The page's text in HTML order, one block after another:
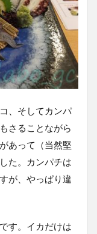
、そしてカンパ
さることながら
あって（当然堅
た。カンパチは
が、やっぱり違
す。イカだけは